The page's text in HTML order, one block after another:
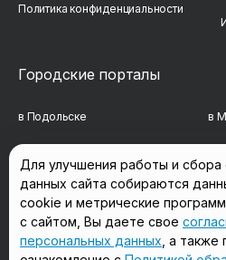
Политика конфиденциальности
Городские порталы
в Подольске в
в Сергиевом Посаде в
в Красногорске в
в Домодедово в
Для улучшения работы и сбора
данных сайта собираются
cookie и метрические
с сайтом, Вы даете свое
персональных данных , а